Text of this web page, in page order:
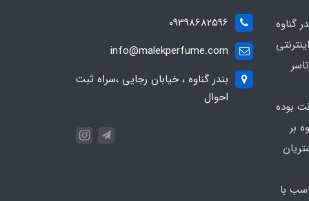
گناوه
بوده
بر
با
09398682596
info@malekperfume.com
بندر گناوه ، خیابان رجایی ،سراه ثبت
احوال